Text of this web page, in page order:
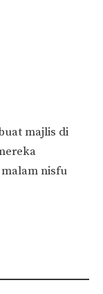
majlis di
nisfu